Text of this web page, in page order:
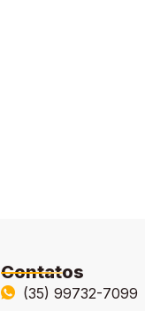
Contatos
(35) 99732-7099